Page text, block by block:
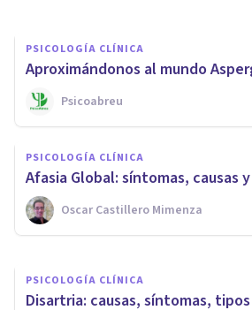
PSICOLOGÍA CLÍNICA
Aproximándonos al mundo
Psicoabreu
PSICOLOGÍA CLÍNICA
​Afasia Global: síntomas, causas
Oscar Castillero Mimenza
PSICOLOGÍA CLÍNICA
​Alexia y agrafia: las
alteraciones del
escrito por lesión
Adrián Triglia
PSICOLOGÍA CLÍNICA
Disartria: causas, síntomas,